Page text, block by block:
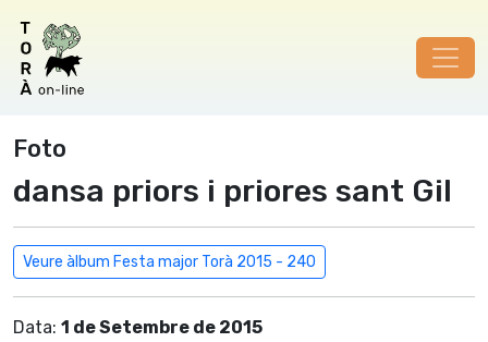
Foto
dansa priors i priores sant Gil
Veure àlbum Festa major Torà 2015 - 240
Data: 1 de Setembre de 2015